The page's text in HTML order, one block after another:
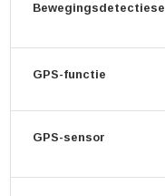
GPS-functie
GPS-sensor